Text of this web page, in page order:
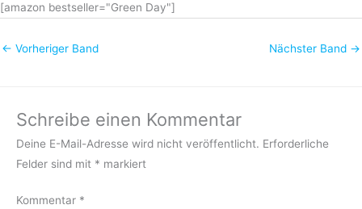
[amazon bestseller="Green Day"]
← Vorheriger Band Nächster Band →
Schreibe einen Kommentar
Deine E-Mail-Adresse wird nicht veröffentlicht. Erforderliche
Felder sind mit * markiert
Kommentar *